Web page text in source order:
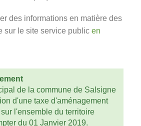
des informations en matière des
sur le site service public en
de la commune de Salsigne
d'une taxe d'aménagement
l'ensemble du territoire
du 01 Janvier 2019.